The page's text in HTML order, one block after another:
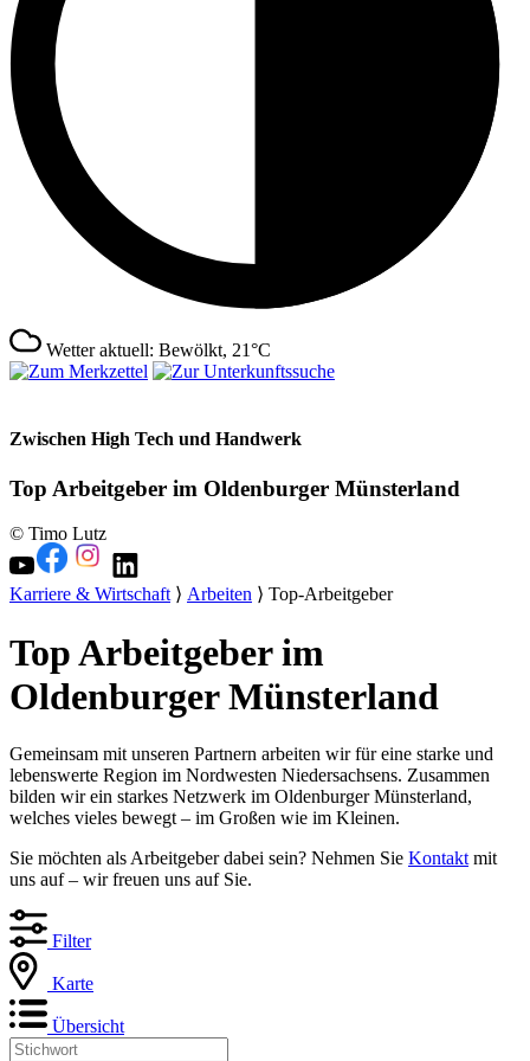
Wetter aktuell: Bewölkt, 21°C
Zwischen High Tech und Handwerk
Top Arbeitgeber im Oldenburger Münsterland
© Timo Lutz
Karriere & Wirtschaft⟩ Arbeiten ⟩ Top-Arbeitgeber
Top Arbeitgeber im
Oldenburger Münsterland
Gemeinsam mit unseren Partnern arbeiten wir für eine starke und
lebenswerte Region im Nordwesten Niedersachsens. Zusammen
bilden wir ein starkes Netzwerk im Oldenburger Münsterland,
welches vieles bewegt – im Großen wie im Kleinen.
Sie möchten als Arbeitgeber dabei sein? Nehmen Sie Kontakt mit
uns auf – wir freuen uns auf Sie.
Filter
Karte
Übersicht